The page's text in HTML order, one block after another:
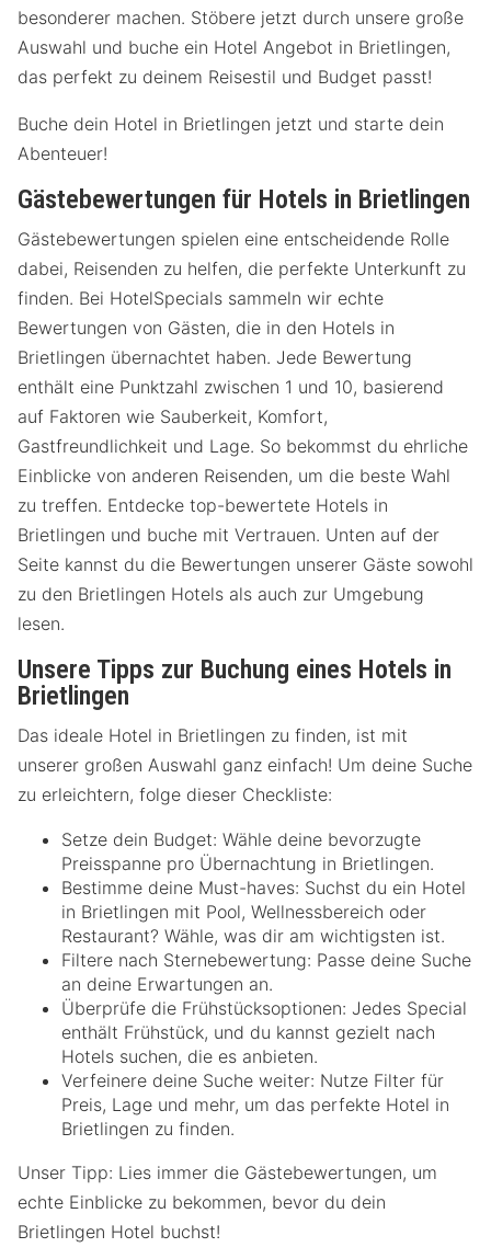
besonderer machen. Stöbere jetzt durch unsere große
Auswahl und buche ein Hotel Angebot in Brietlingen,
das perfekt zu deinem Reisestil und Budget passt!
Buche dein Hotel in Brietlingen jetzt und starte dein
Abenteuer!
Gästebewertungen für Hotels in Brietlingen
Gästebewertungen spielen eine entscheidende Rolle
dabei, Reisenden zu helfen, die perfekte Unterkunft zu
finden. Bei HotelSpecials sammeln wir echte
Bewertungen von Gästen, die in den Hotels in
Brietlingen übernachtet haben. Jede Bewertung
enthält eine Punktzahl zwischen 1 und 10, basierend
auf Faktoren wie Sauberkeit, Komfort,
Gastfreundlichkeit und Lage. So bekommst du ehrliche
Einblicke von anderen Reisenden, um die beste Wahl
zu treffen. Entdecke top-bewertete Hotels in
Brietlingen und buche mit Vertrauen. Unten auf der
Seite kannst du die Bewertungen unserer Gäste sowohl
zu den Brietlingen Hotels als auch zur Umgebung
lesen.
Unsere Tipps zur Buchung eines Hotels in
Brietlingen
Das ideale Hotel in Brietlingen zu finden, ist mit
unserer großen Auswahl ganz einfach! Um deine Suche
zu erleichtern, folge dieser Checkliste:
Setze dein Budget: Wähle deine bevorzugte
Preisspanne pro Übernachtung in Brietlingen.
Bestimme deine Must-haves: Suchst du ein Hotel
in Brietlingen mit Pool, Wellnessbereich oder
Restaurant? Wähle, was dir am wichtigsten ist.
Filtere nach Sternebewertung: Passe deine Suche
an deine Erwartungen an.
Überprüfe die Frühstücksoptionen: Jedes Special
enthält Frühstück, und du kannst gezielt nach
Hotels suchen, die es anbieten.
Verfeinere deine Suche weiter: Nutze Filter für
Preis, Lage und mehr, um das perfekte Hotel in
Brietlingen zu finden.
Unser Tipp: Lies immer die Gästebewertungen, um
echte Einblicke zu bekommen, bevor du dein
Brietlingen Hotel buchst!